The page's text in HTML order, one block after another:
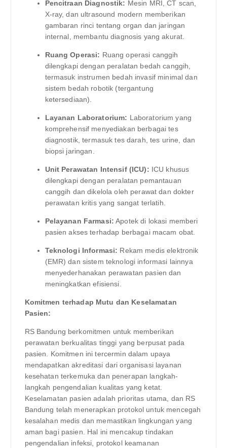
Pencitraan Diagnostik: Mesin MRI, CT scan,
X-ray, dan ultrasound modern memberikan
gambaran rinci tentang organ dan jaringan
internal, membantu diagnosis yang akurat.
Ruang Operasi: Ruang operasi canggih
dilengkapi dengan peralatan bedah canggih,
termasuk instrumen bedah invasif minimal dan
sistem bedah robotik (tergantung
ketersediaan).
Layanan Laboratorium: Laboratorium yang
komprehensif menyediakan berbagai tes
diagnostik, termasuk tes darah, tes urine, dan
biopsi jaringan.
Unit Perawatan Intensif (ICU): ICU khusus
dilengkapi dengan peralatan pemantauan
canggih dan dikelola oleh perawat dan dokter
perawatan kritis yang sangat terlatih.
Pelayanan Farmasi: Apotek di lokasi memberi
pasien akses terhadap berbagai macam obat.
Teknologi Informasi: Rekam medis elektronik
(EMR) dan sistem teknologi informasi lainnya
menyederhanakan perawatan pasien dan
meningkatkan efisiensi.
Komitmen terhadap Mutu dan Keselamatan
Pasien:
RS Bandung berkomitmen untuk memberikan
perawatan berkualitas tinggi yang berpusat pada
pasien. Komitmen ini tercermin dalam upaya
mendapatkan akreditasi dari organisasi layanan
kesehatan terkemuka dan penerapan langkah-
langkah pengendalian kualitas yang ketat.
Keselamatan pasien adalah prioritas utama, dan RS
Bandung telah menerapkan protokol untuk mencegah
kesalahan medis dan memastikan lingkungan yang
aman bagi pasien. Hal ini mencakup tindakan
pengendalian infeksi, protokol keamanan